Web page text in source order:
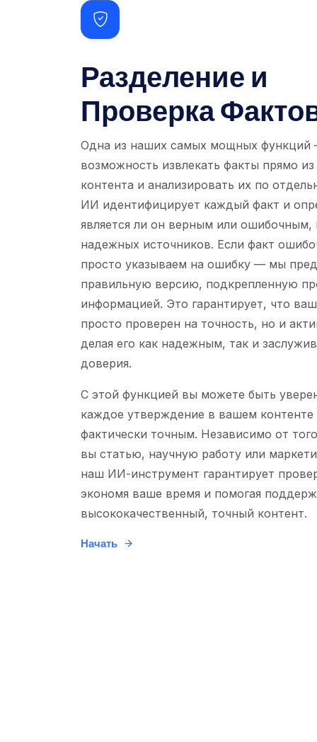
Разделение и
Проверка
Одна из наших самых мощных функций
возможность извлекать факты прямо
контента и анализировать их по
ИИ идентифицирует каждый факт и
является ли он верным или ошибочным,
надежных источников. Если факт
просто указываем на ошибку — мы
правильную версию, подкрепленную
информацией. Это гарантирует, что
просто проверен на точность, но и
делая его как надежным, так и
доверия.
С этой функцией вы можете быть
каждое утверждение в вашем контенте
фактически точным. Независимо от
вы статью, научную работу или
наш ИИ-инструмент гарантирует
экономя ваше время и помогая
высококачественный, точный контент.
Начать